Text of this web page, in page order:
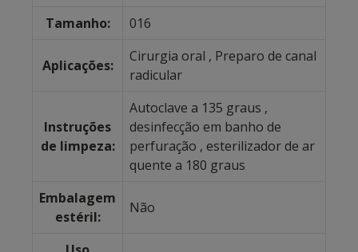
Tamanho: 016
Aplicações:
Cirurgia oral , Preparo de canal
radicular
Instruções
de limpeza:
Autoclave a 135 graus ,
desinfecção em banho de
perfuração , esterilizador de ar
quente a 180 graus
Embalagem
estéril:
Não